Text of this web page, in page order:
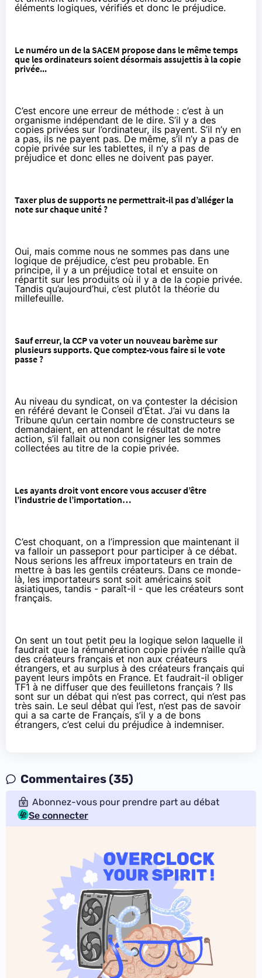
éléments logiques, vérifiés et donc le préjudice.
Le numéro un de la SACEM propose dans le même temps
que les ordinateurs soient désormais assujettis à la copie
privée...
C’est encore une erreur de méthode : c’est à un
organisme indépendant de le dire. S’il y a des
copies privées sur l’ordinateur, ils payent. S’il n’y en
a pas, ils ne payent pas. De même, s’il n’y a pas de
copie privée sur les tablettes, il n’y a pas de
préjudice et donc elles ne doivent pas payer.
Taxer plus de supports ne permettrait-il pas d’alléger la
note sur chaque unité ?
Oui, mais comme nous ne sommes pas dans une
logique de préjudice, c’est peu probable. En
principe, il y a un préjudice total et ensuite on
répartit sur les produits où il y a de la copie privée.
Tandis qu’aujourd’hui, c’est plutôt la théorie du
millefeuille.
Sauf erreur, la CCP va voter un nouveau barème sur
plusieurs supports. Que comptez-vous faire si le vote
passe ?
Au niveau du syndicat, on va contester la décision
en référé devant le Conseil d’État. J’ai vu dans la
Tribune qu’un certain nombre de constructeurs se
demandaient, en attendant le résultat de notre
action, s’il fallait ou non consigner les sommes
collectées au titre de la copie privée.
Les ayants droit vont encore vous accuser d’être
l’industrie de l’importation…
C’est choquant, on a l’impression que maintenant il
va falloir un passeport pour participer à ce débat.
Nous serions les affreux importateurs en train de
mettre à bas les gentils créateurs. Dans ce monde-
là, les importateurs sont soit américains soit
asiatiques, tandis - paraît-il - que les créateurs sont
français.
On sent un tout petit peu la logique selon laquelle il
faudrait que la rémunération copie privée n’aille qu’à
des créateurs français et non aux créateurs
étrangers, et au surplus à des créateurs français qui
payent leurs impôts en France. Et faudrait-il obliger
TF1 à ne diffuser que des feuilletons français ? Ils
sont sur un débat qui n’est pas correct, qui n’est pas
très sain. Le seul débat qui l’est, n’est pas de savoir
qui a sa carte de Français, s’il y a de bons
étrangers, c’est celui du préjudice à indemniser.
Commentaires (35)
Abonnez-vous pour prendre part au débat
Se connecter